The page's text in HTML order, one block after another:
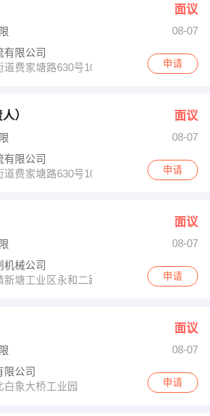
影视文化传媒 】 强势入驻
面议
08-07
有限公司
费家塘路630号10楼1005室
申请
） 面议
08-07
有限公司
费家塘路630号10楼1005室
申请
面议
08-07
机械公司
新塘工业区永和二路7号
申请
面议
08-07
限公司
白象大桥工业园
申请